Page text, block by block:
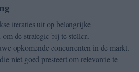
iteraties uit op belangrijke
om de strategie bij te stellen.
opkomende concurrenten in de markt.
niet goed presteert om relevantie te